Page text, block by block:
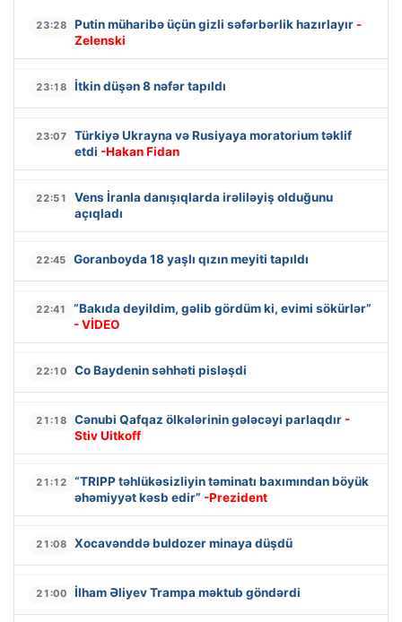
23:28 Putin müharibə üçün gizli səfərbərlik hazırlayır -
Zelenski
23:18 İtkin düşən 8 nəfər tapıldı
23:07
Türkiyə Ukrayna və Rusiyaya moratorium təklif
etdi -Hakan Fidan
22:51
Vens İranla danışıqlarda irəliləyiş olduğunu
açıqladı
22:45 Goranboyda 18 yaşlı qızın meyiti tapıldı
22:41
“Bakıda deyildim, gəlib gördüm ki, evimi sökürlər”
- VİDEO
22:10 Co Baydenin səhhəti pisləşdi
21:18 Cənubi Qafqaz ölkələrinin gələcəyi parlaqdır -
Stiv Uitkoff
21:12
“TRIPP təhlükəsizliyin təminatı baxımından böyük
əhəmiyyət kəsb edir” -Prezident
21:08 Xocavənddə buldozer minaya düşdü
21:00 İlham Əliyev Trampa məktub göndərdi